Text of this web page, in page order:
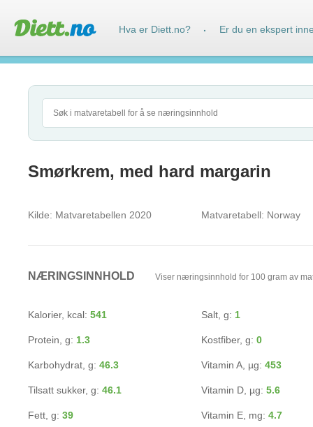
Smørkrem, med hard margarin
Kilde: Matvaretabellen 2020 Matvaretabell: Norway
NÆRINGSINNHOLD Viser næringsinnhold for 100 gram av
Kalorier, kcal: 541
Protein, g: 1.3
Karbohydrat, g: 46.3
Tilsatt sukker, g: 46.1
Fett, g: 39
Salt, g: 1
Kostfiber, g: 0
Vitamin A, µg: 453
Vitamin D, µg: 5.6
Vitamin E, mg: 4.7
Hva er Diett.no? · Er du en ekspert